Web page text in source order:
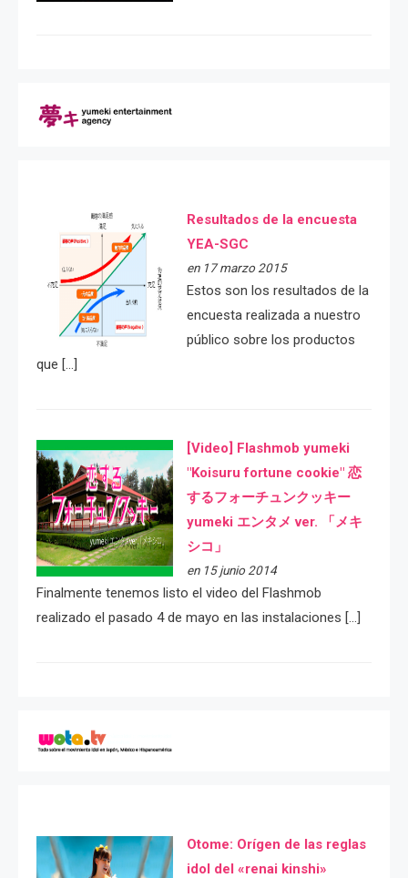
Resultados de la encuesta
YEA-SGC
en 17 marzo 2015
Estos son los resultados de la
encuesta realizada a nuestro
público sobre los productos
que […]
[Video] Flashmob yumeki
"Koisuru fortune cookie" 恋
するフォーチュンクッキー
yumeki エンタメ ver. 「メキ
シコ」
en 15 junio 2014
Finalmente tenemos listo el video del Flashmob
realizado el pasado 4 de mayo en las instalaciones […]
Otome: Orígen de las reglas
idol del «renai kinshi»